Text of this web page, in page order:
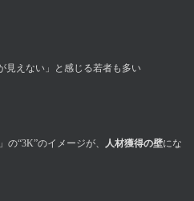
見えない」と感じる若者も多い
の“3K”のイメージが、 人材獲得の壁にな